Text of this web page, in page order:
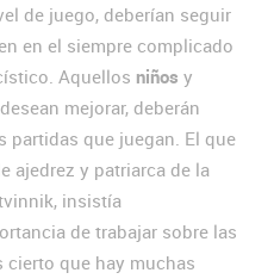
de juego, deberían seguir
en el siempre complicado
Aquellos niños y
mejorar, deberán
partidas que juegan. El que
ajedrez y patriarca de la
insistía
de trabajar sobre las
cierto que hay muchas